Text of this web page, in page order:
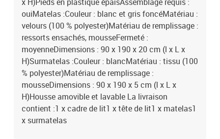
ouiMatelas :Couleur : blanc et gris foncéMatériau :
velours (100 % polyester)Matériau de remplissage :
ressorts ensachés, mousseFermeté :
moyenneDimensions : 90 x 190 x 20 cm (l x L x
H)Surmatelas :Couleur : blancMatériau : tissu (100
% polyester)Matériau de remplissage :
mousseDimensions : 90 x 190 x 5 cm (l x L x
H)Housse amovible et lavable La livraison
contient :1 x cadre de lit1 x tête de lit1 x matelas1
x surmatelas